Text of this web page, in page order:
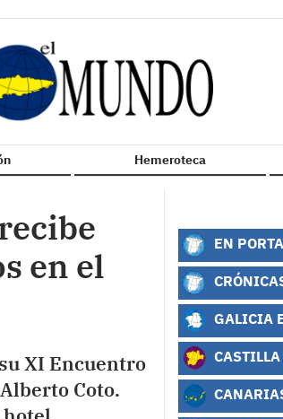
Hemeroteca
en el
XI Encuentro
Coto.
EN
GALICIA